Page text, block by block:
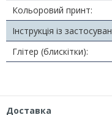
Кольоровий принт:
Інструкція із
Глітер (блискітки):
Доставка